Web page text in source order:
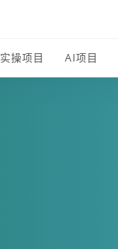
实操项目 AI项目